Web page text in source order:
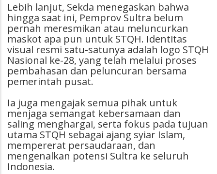
Lebih lanjut, Sekda menegaskan bahwa
hingga saat ini, Pemprov Sultra belum
pernah meresmikan atau meluncurkan
maskot apa pun untuk STQH. Identitas
visual resmi satu-satunya adalah logo STQH
Nasional ke-28, yang telah melalui proses
pembahasan dan peluncuran bersama
pemerintah pusat.
Ia juga mengajak semua pihak untuk
menjaga semangat kebersamaan dan
saling menghargai, serta fokus pada tujuan
utama STQH sebagai ajang syiar Islam,
mempererat persaudaraan, dan
mengenalkan potensi Sultra ke seluruh
Indonesia.